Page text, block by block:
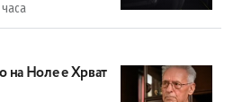
на Ноле е Хрват